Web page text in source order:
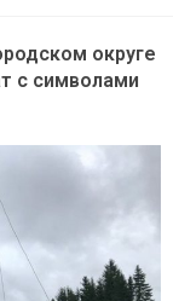
округе
с символами